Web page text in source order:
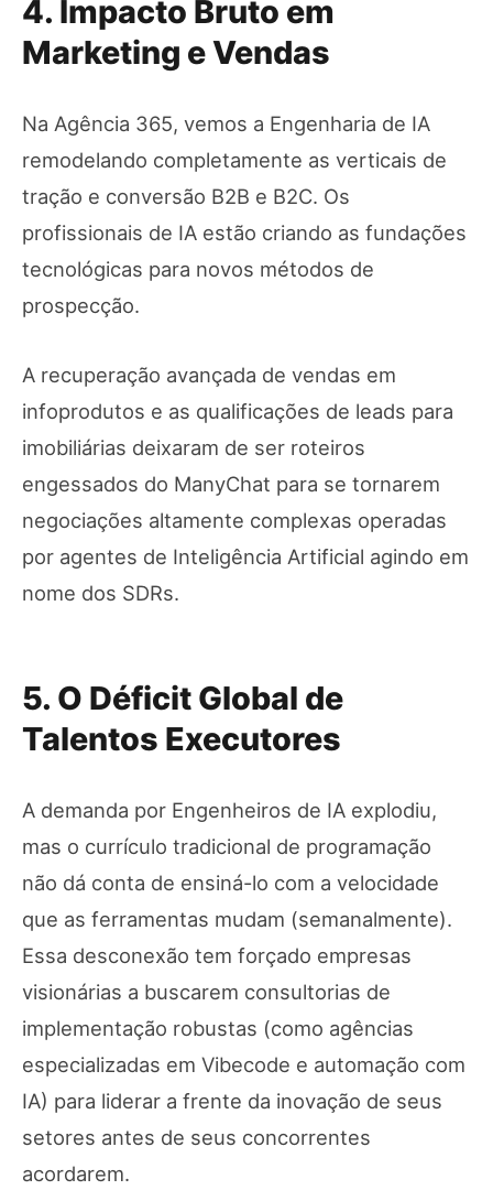
4. Impacto Bruto em
Marketing e Vendas
Na Agência 365, vemos a Engenharia de IA
remodelando completamente as verticais de
tração e conversão B2B e B2C. Os
profissionais de IA estão criando as fundações
tecnológicas para novos métodos de
prospecção.
A recuperação avançada de vendas em
infoprodutos e as qualificações de leads para
imobiliárias deixaram de ser roteiros
engessados do ManyChat para se tornarem
negociações altamente complexas operadas
por agentes de Inteligência Artificial agindo em
nome dos SDRs.
5. O Déficit Global de
Talentos Executores
A demanda por Engenheiros de IA explodiu,
mas o currículo tradicional de programação
não dá conta de ensiná-lo com a velocidade
que as ferramentas mudam (semanalmente).
Essa desconexão tem forçado empresas
visionárias a buscarem consultorias de
implementação robustas (como agências
especializadas em Vibecode e automação com
IA) para liderar a frente da inovação de seus
setores antes de seus concorrentes
acordarem.